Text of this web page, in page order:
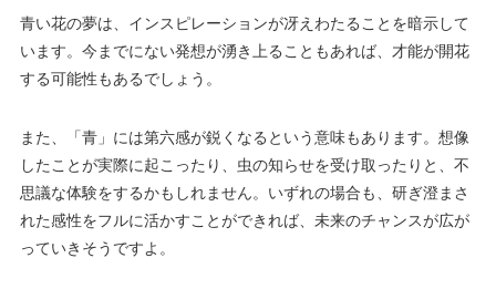
青い花の夢は、インスピレーションが冴えわたることを暗示して
います。今までにない発想が湧き上ることもあれば、才能が開花
する可能性もあるでしょう。
また、「青」には第六感が鋭くなるという意味もあります。想像
したことが実際に起こったり、虫の知らせを受け取ったりと、不
思議な体験をするかもしれません。いずれの場合も、研ぎ澄まさ
れた感性をフルに活かすことができれば、未来のチャンスが広が
っていきそうですよ。